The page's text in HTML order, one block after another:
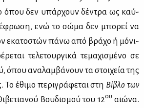
όπου δεν υπάρ­χουν δέ­ντρα ως καύ­
ενώ το σώ­μα δεν μπο­ρεί να
εκα­το­στών πά­νω από βρά­χο ή μό­νι­
τε­λε­τουρ­γι­κά τε­μα­χι­σμέ­νο σε
όπου ανα­λαμ­βά­νουν τα στοι­χεία της
Το έθι­μο πε­ρι­γρά­φε­ται στη Βί­βλο των
Βου­δι­σμού του 12ου αιώ­να.